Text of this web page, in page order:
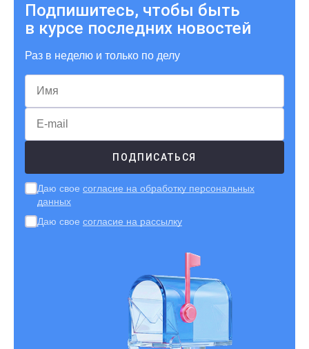
Подпишитесь, чтобы быть
в курсе последних новостей
Раз в неделю и только по делу
Даю свое согласие на обработку персональных
данных
Даю свое согласие на рассылку